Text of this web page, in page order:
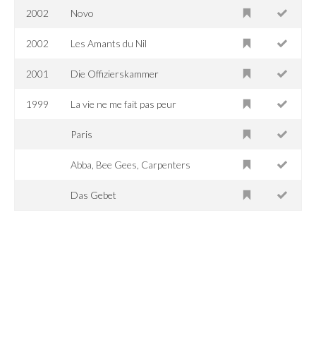
2002 Novo
2002 Les Amants du Nil
2001 Die Offizierskammer
1999 La vie ne me fait pas peur
Paris
Abba, Bee Gees, Carpenters
Das Gebet